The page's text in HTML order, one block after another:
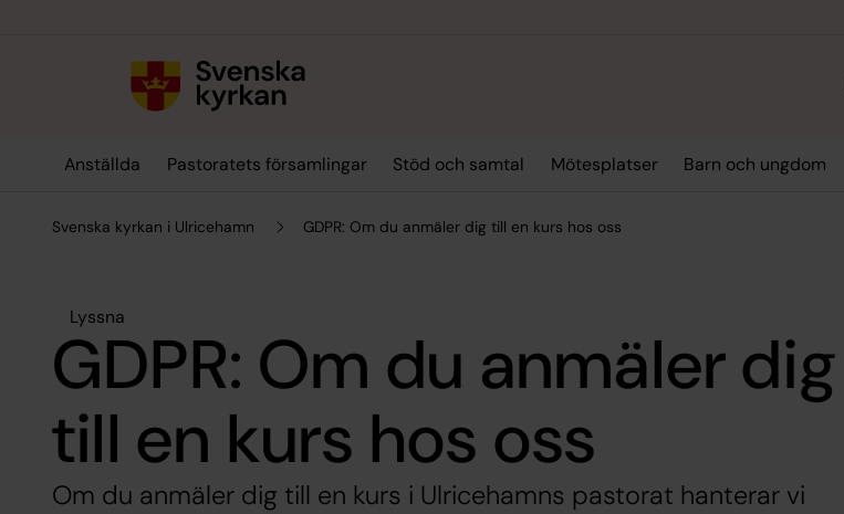
Anställda Pastoratets församlingar Stöd och samtal Mötesplatser Barn och ungdom
Svenska kyrkan i Ulricehamn GDPR: Om du anmäler dig till en kurs hos oss
Lyssna
GDPR: Om du anmäler dig
till en kurs hos oss
Om du anmäler dig till en kurs i Ulricehamns pastorat hanterar vi